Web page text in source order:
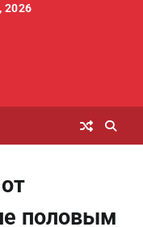
2026
половым